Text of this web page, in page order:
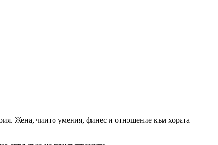
Жена, чиито умения, финес и отношение към хората